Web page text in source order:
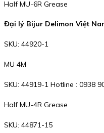
Half MU-6R Grease
Đại lý Bijur Delimon Việt
SKU: 44920-1
MU 4M
SKU: 44919-1 Hotline : 0938
Half MU-4R Grease
SKU: 44871-15